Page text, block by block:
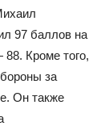
97 баллов на
Кроме того,
за
Он также